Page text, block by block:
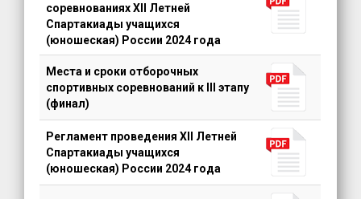
соревнованиях XII Летней
Спартакиады учащихся
(юношеская) России 2024 года
Места и сроки отборочных
спортивных соревнований к III этапу
(финал)
Регламент проведения XII Летней
Спартакиады учащихся
(юношеская) России 2024 года